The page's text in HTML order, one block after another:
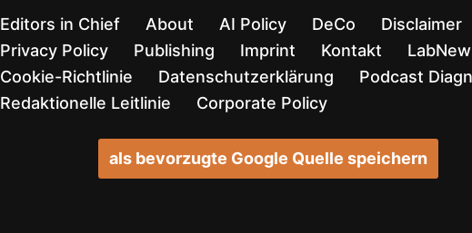
Editors in Chief About AI Policy DeCo
Disclaimer
Privacy Policy
Publishing Imprint Kontakt
Cookie-Richtlinie
Datenschutzerklärung
Podcast
Redaktionelle Leitlinie
Corporate Policy
als bevorzugte Google Quelle speichern